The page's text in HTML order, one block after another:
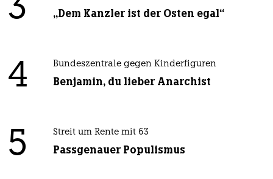
3 „Dem Kanzler ist der Osten egal“
4 Bundeszentrale gegen Kinderfiguren
Benjamin, du lieber Anarchist
5 Streit um Rente mit 63
Passgenauer Populismus